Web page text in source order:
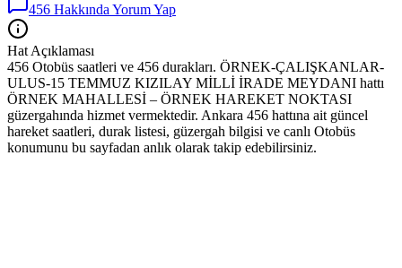
456 Hakkında Yorum Yap
Hat Açıklaması
456 Otobüs saatleri ve 456 durakları. ÖRNEK-ÇALIŞKANLAR-
ULUS-15 TEMMUZ KIZILAY MİLLİ İRADE MEYDANI hattı
ÖRNEK MAHALLESİ – ÖRNEK HAREKET NOKTASI
güzergahında hizmet vermektedir. Ankara 456 hattına ait güncel
hareket saatleri, durak listesi, güzergah bilgisi ve canlı Otobüs
konumunu bu sayfadan anlık olarak takip edebilirsiniz.